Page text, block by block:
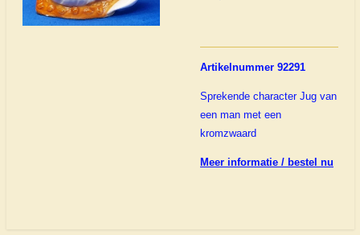
Artikelnummer 92291
Sprekende character Jug van
een man met een
kromzwaard
Meer informatie / bestel nu